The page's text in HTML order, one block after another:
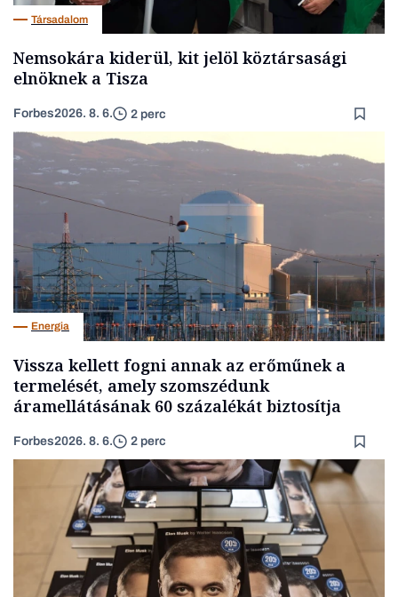
Társadalom
Nemsokára kiderül, kit jelöl köztársasági
elnöknek a Tisza
Forbes2026. 8. 6. 2 perc
Energia
Vissza kellett fogni annak az erőműnek a
termelését, amely szomszédunk
áramellátásának 60 százalékát biztosítja
Forbes2026. 8. 6. 2 perc